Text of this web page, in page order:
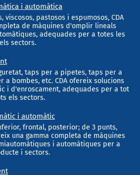
i automàtica
pastosos i espumosos, CDA
de màquines d'omplir lineals
adequades per a totes les
sectors.
taps per a pipetes, taps per a
a bombes, etc. CDA ofereix solucions
i d'enroscament, adequades per a tot
els sectors.
i automàtic
frontal, posterior; de 3 punts,
una gamma completa de màquines
i automàtiques per a
i sectors.